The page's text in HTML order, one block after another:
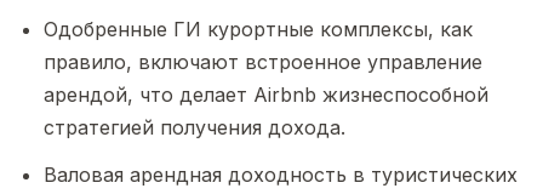
Одобренные ГИ курортные комплексы, как
правило, включают встроенное управление
арендой, что делает Airbnb жизнеспособной
стратегией получения дохода.
Валовая арендная доходность в туристических